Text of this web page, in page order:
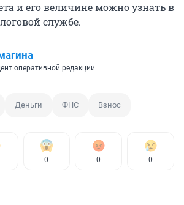
и его величине можно узнать в
службе.
оперативной редакции
Деньги ФНС Взнос
0 0 0